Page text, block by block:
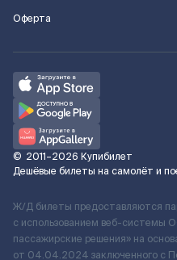
Оферта
© 2011–2026 Купибилет
Дешёвые билеты на самолёт и
Ж/Д билеты предоставляются
с использованием веб-системы
пассажирские решения» на
от 04.04.2024 заключенного с